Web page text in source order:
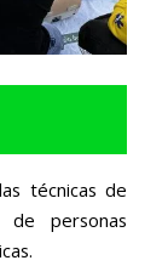
técnicas de
personas